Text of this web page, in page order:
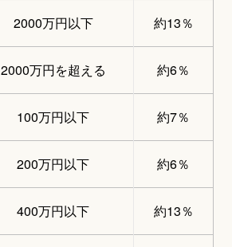
2000万円以下 約13％
2000万円を超える 約6％
100万円以下 約7％
200万円以下 約6％
400万円以下 約13％